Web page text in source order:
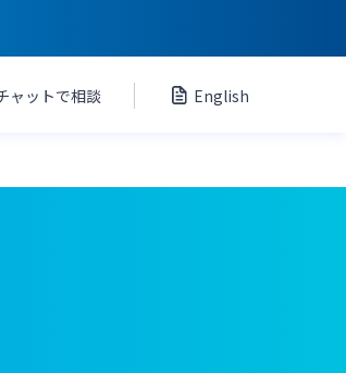
ャットで相談 English